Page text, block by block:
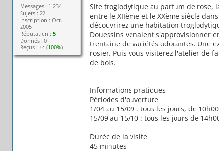
Messages : 1 234
Sujets : 22
Inscription : Oct.
2005
Réputation :5
Donnés : 0
Reçus :+4 (100%)
Site troglodytique au parfum de rose,
entre le XIIème et le XXème siècle
découvrirez une habitation
Douessins venaient s'approvisionner
trentaine de variétés odorantes. Une
rosier. Puis vous visiterez l'atelier de
de bois.
Informations pratiques
Périodes d'ouverture
1/04 au 15/09 : tous les jours, de
15/09 au 15/10 : tous les jours de
Durée de la visite
45 minutes